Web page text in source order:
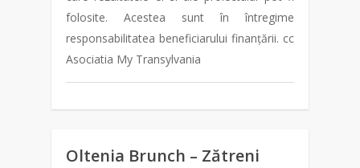
folosite. Acestea sunt în întregime
responsabilitatea beneficiarului finanțării. cc
Asociatia My Transylvania
Oltenia Brunch – Zătreni
0